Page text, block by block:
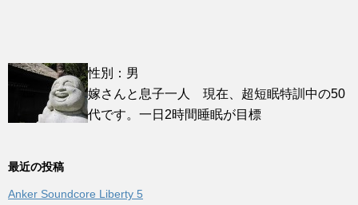
性別：男
嫁さんと息子一人 現在、超短眠特訓中の50
代です。一日2時間睡眠が目標
最近の投稿
Anker Soundcore Liberty 5